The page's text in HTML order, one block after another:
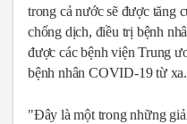
trong cả nước sẽ được tăng
chống dịch, điều trị bệnh
được các bệnh viện Trung
bệnh nhân COVID-19 từ xa.
"Đây là một trong những